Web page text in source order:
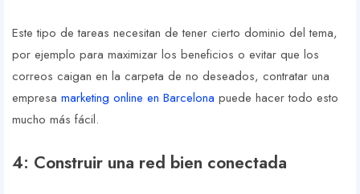
Este tipo de tareas necesitan de tener cierto dominio del tema,
por ejemplo para maximizar los beneficios o evitar que los
correos caigan en la carpeta de no deseados, contratar una
empresa marketing online en Barcelona puede hacer todo esto
mucho más fácil.
4: Construir una red bien conectada